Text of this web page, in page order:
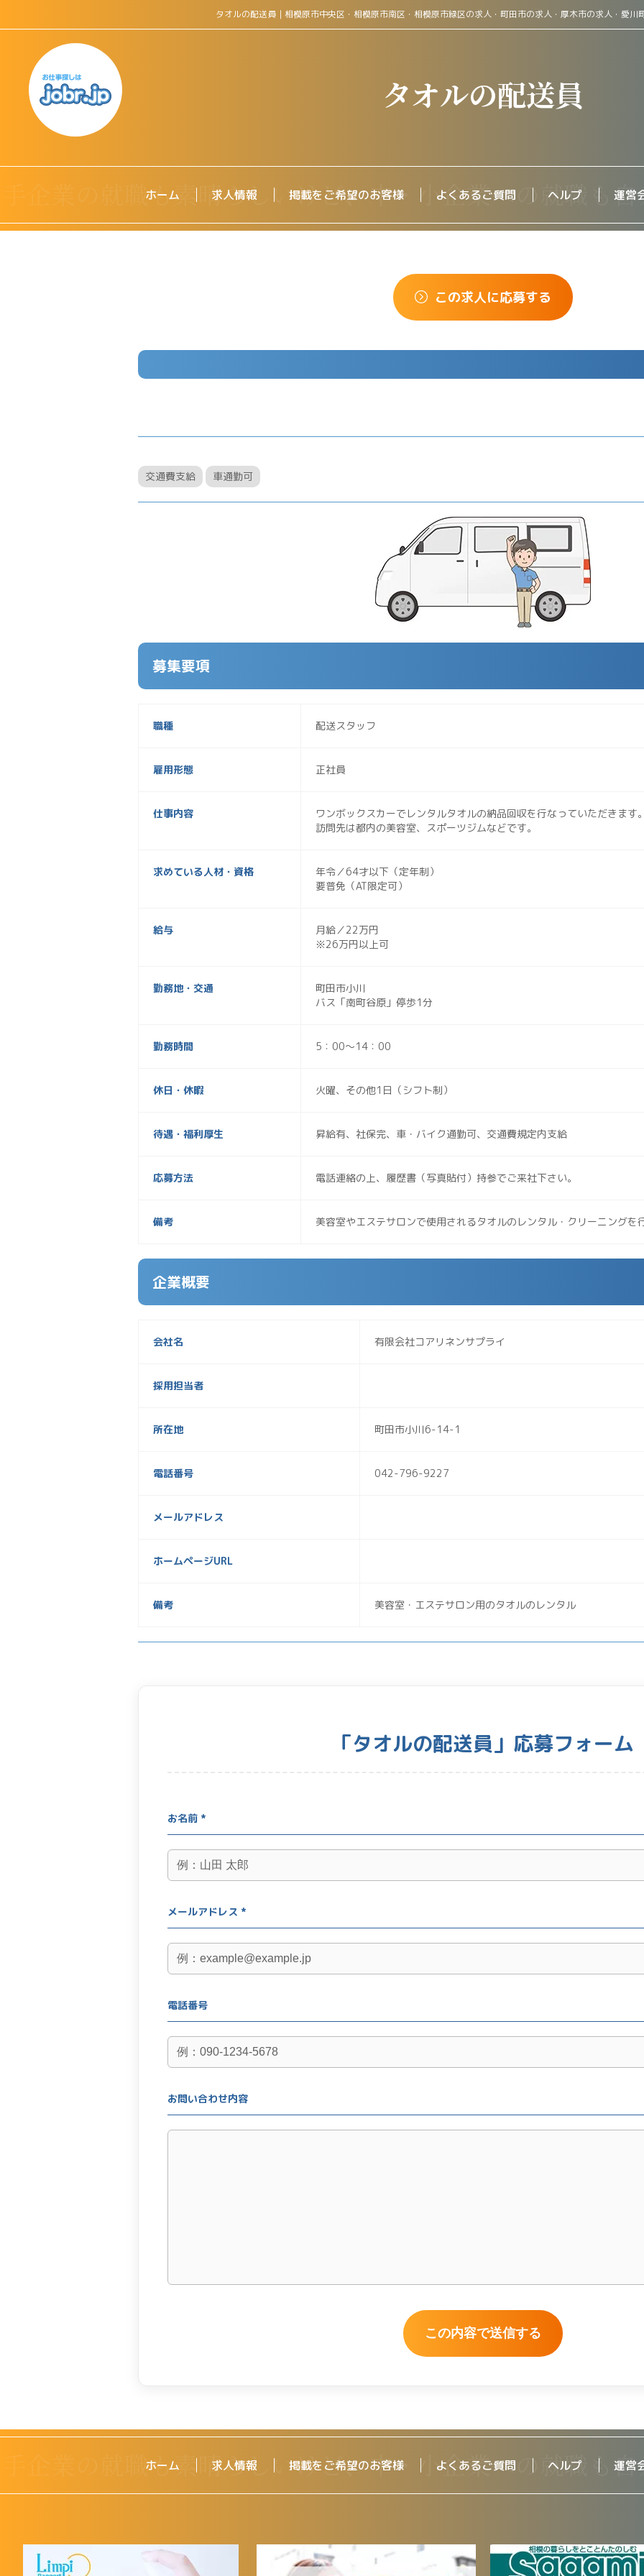
タオルの配送員｜相模原市中央区・相模原市南区・相模原市緑区の求人・町田市の求人・厚木市の求人・愛川
タオルの配送員
ホーム 求人情報 掲載をご希望のお客様 よくあるご質問 ヘルプ 運営
この求人に応募する
交通費支給 車通勤可
募集要項
職種 配送スタッフ
雇用形態 正社員
仕事内容
ワンボックスカーでレンタルタオルの納品回収を行なっていただきます
訪問先は都内の美容室、スポーツジムなどです。
求めている人材・資格
年令／64才以下（定年制）
要普免（AT限定可）
給与
月給／22万円
※26万円以上可
勤務地・交通
町田市小川
バス「南町谷原」停歩1分
勤務時間 5：00～14：00
休日・休暇 火曜、その他1日（シフト制）
待遇・福利厚生 昇給有、社保完、車・バイク通勤可、交通費規定内支給
応募方法 電話連絡の上、履歴書（写真貼付）持参でご来社下さい。
備考 美容室やエステサロンで使用されるタオルのレンタル・クリーニングを
企業概要
会社名 有限会社コアリネンサプライ
採用担当者
所在地 町田市小川6-14-1
電話番号 042-796-9227
メールアドレス
ホームページURL
備考 美容室・エステサロン用のタオルのレンタル
「タオルの配送員」応募フォーム
お名前 *
メールアドレス *
電話番号
お問い合わせ内容
ホーム 求人情報 掲載をご希望のお客様 よくあるご質問 ヘルプ 運営